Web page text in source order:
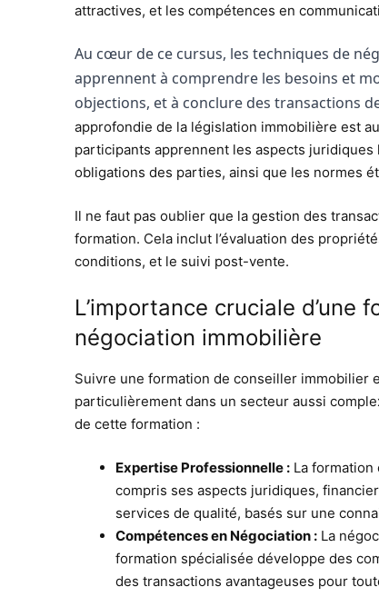
attractives, et les compétences en
Au cœur de ce cursus, les techniques de
apprennent à comprendre les besoins et
objections, et à conclure des transactions
approfondie de la législation immobilière est
participants apprennent les aspects juridiques
obligations des parties, ainsi que les normes
Il ne faut pas oublier que la gestion des
formation. Cela inclut l’évaluation des
conditions, et le suivi post-vente.
L’importance cruciale
négociation immobilière
Suivre une formation de conseiller immobilier
particulièrement dans un secteur aussi
de cette formation :
Expertise Professionnelle : La
compris ses aspects juridiques,
services de qualité, basés sur une
Compétences en Négociation : La
formation spécialisée développe des
des transactions avantageuses pour